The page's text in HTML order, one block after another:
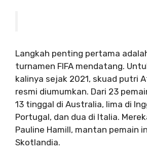
Langkah penting pertama
turnamen FIFA mendatang.
kalinya sejak 2021, skuad putri
resmi diumumkan. Dari 23
13 tinggal di Australia, lima di
Portugal, dan dua di Italia.
Pauline Hamill, mantan pemain
Skotlandia.